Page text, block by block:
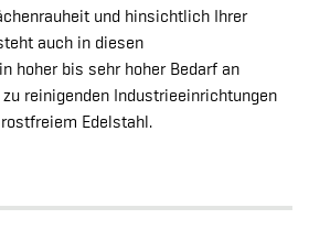
und hinsichtlich Ihrer
auch in diesen
hoher bis sehr hoher Bedarf an
reinigenden Industrieeinrichtungen
Edelstahl.